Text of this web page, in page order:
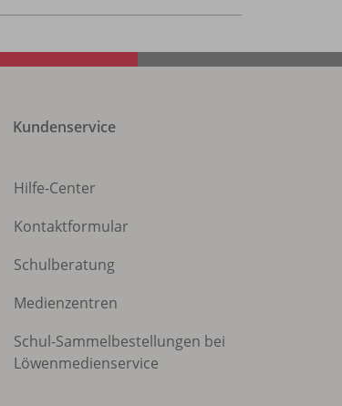
Kundenservice
Hilfe-Center
Kontaktformular
Schulberatung
Medienzentren
Schul-Sammelbestellungen bei
Löwenmedienservice